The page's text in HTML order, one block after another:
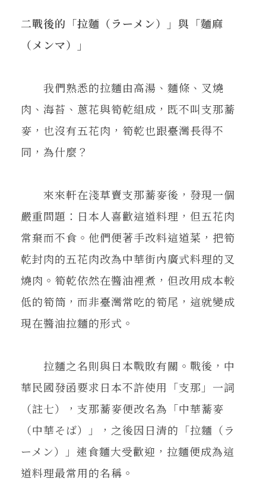
二戰後的「拉麵（ラーメン）」與「麵麻
（メンマ）」
我們熟悉的拉麵由高湯、麵條、叉燒
肉、海苔、蔥花與筍乾組成，既不叫支那蕎
麥，也沒有五花肉，筍乾也跟臺灣長得不
同，為什麼？
來來軒在淺草賣支那蕎麥後，發現一個
嚴重問題：日本人喜歡這道料理，但五花肉
常棄而不食。他們便著手改料這道菜，把筍
乾封肉的五花肉改為中華街內廣式料理的叉
燒肉。筍乾依然在醬油裡煮，但改用成本較
低的筍筒，而非臺灣常吃的筍尾，這就變成
現在醬油拉麵的形式。
拉麵之名則與日本戰敗有關。戰後，中
華民國發函要求日本不許使用「支那」一詞
（註七），支那蕎麥便改名為「中華蕎麥
（中華そば）」，之後因日清的「拉麵（ラ
ーメン）」速食麵大受歡迎，拉麵便成為這
道料理最常用的名稱。